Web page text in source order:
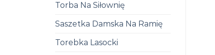
Torba Na Siłownię
Saszetka Damska Na Ramię
Torebka Lasocki